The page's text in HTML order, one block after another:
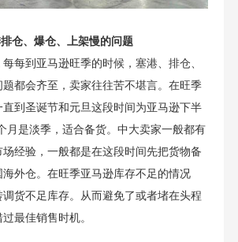
仓、爆仓、上架慢的问题
每到亚马逊旺季的时候，塞港、排仓、
都会齐至，卖家往往苦不堪言。在旺季
到圣诞节和元旦这段时间为亚马逊下半
月是淡季，适合备货。中大卖家一般都有
场经验，一般都是在这段时间先把货物备
外仓。在旺季亚马逊库存不足的情况
货不足库存。从而避免了或者堵在头程
最佳销售时机。